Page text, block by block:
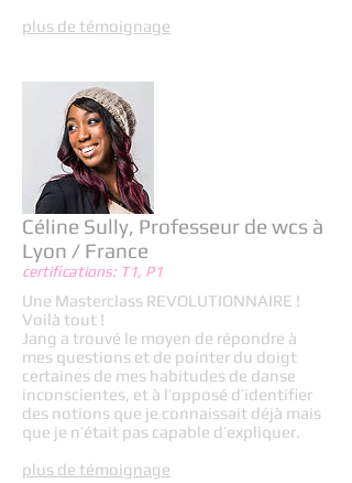
plus de témoignage
Céline Sully, Professeur de wcs à
Lyon / France
certifications: T1, P1
Une Masterclass REVOLUTIONNAIRE !
Voilà tout !
Jang a trouvé le moyen de répondre à
mes questions et de pointer du doigt
certaines de mes habitudes de danse
inconscientes, et à l’opposé d’identifier
des notions que je connaissait déjà mais
que je n’était pas capable d’expliquer.
plus de témoignage